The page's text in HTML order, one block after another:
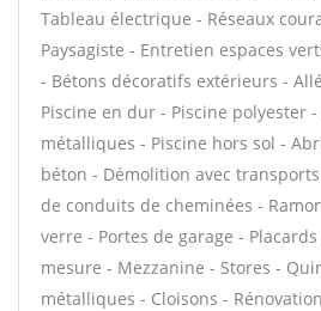
Tableau électrique - Réseaux
Paysagiste - Entretien espaces
- Bétons décoratifs extérieurs -
Piscine en dur - Piscine polyester
métalliques - Piscine hors sol -
béton - Démolition avec
de conduits de cheminées -
verre - Portes de garage -
mesure - Mezzanine - Stores -
métalliques - Cloisons -